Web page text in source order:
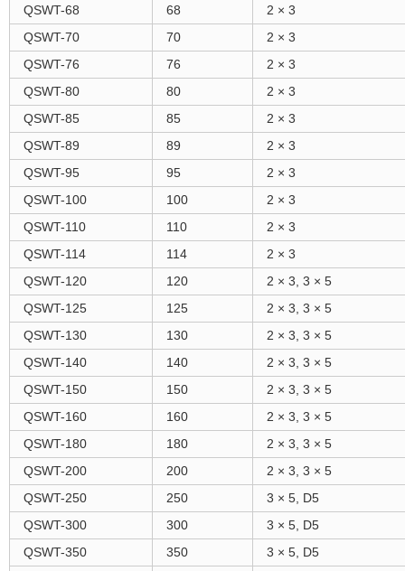
QSWT-68
68
2 × 3
QSWT-70
70
2 × 3
QSWT-76
76
2 × 3
QSWT-80
80
2 × 3
QSWT-85
85
2 × 3
QSWT-89
89
2 × 3
QSWT-95
95
2 × 3
QSWT-100
100
2 × 3
QSWT-110
110
2 × 3
QSWT-114
114
2 × 3
QSWT-120
120
2 × 3, 3 × 5
QSWT-125
125
2 × 3, 3 × 5
QSWT-130
130
2 × 3, 3 × 5
QSWT-140
140
2 × 3, 3 × 5
QSWT-150
150
2 × 3, 3 × 5
QSWT-160
160
2 × 3, 3 × 5
QSWT-180
180
2 × 3, 3 × 5
QSWT-200
200
2 × 3, 3 × 5
QSWT-250
250
3 × 5, D5
QSWT-300
300
3 × 5, D5
QSWT-350
350
3 × 5, D5